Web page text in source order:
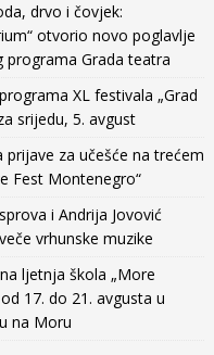
drvo i čovjek:
otvorio novo poglavlje
programa Grada teatra
XL festivala „Grad
srijedu, 5. avgust
prijave za učešće na trećem
Fest Montenegro“
i Andrija Jovović
vrhunske muzike
ljetnja škola „More
17. do 21. avgusta u
na Moru